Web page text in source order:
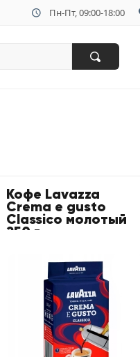
Пн-Пт, 09:00-18:00
Кофе Lavazza
Crema e gusto
Classico молотый
250 г